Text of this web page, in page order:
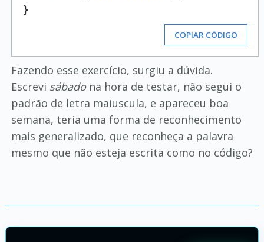
COPIAR CÓDIGO
Fazendo esse exercício, surgiu a dúvida.
Escrevi sábadona hora de testar, não segui o
padrão de letra maiuscula, e apareceu boa
semana, teria uma forma de reconhecimento
mais generalizado, que reconheça a palavra
mesmo que não esteja escrita como no código?